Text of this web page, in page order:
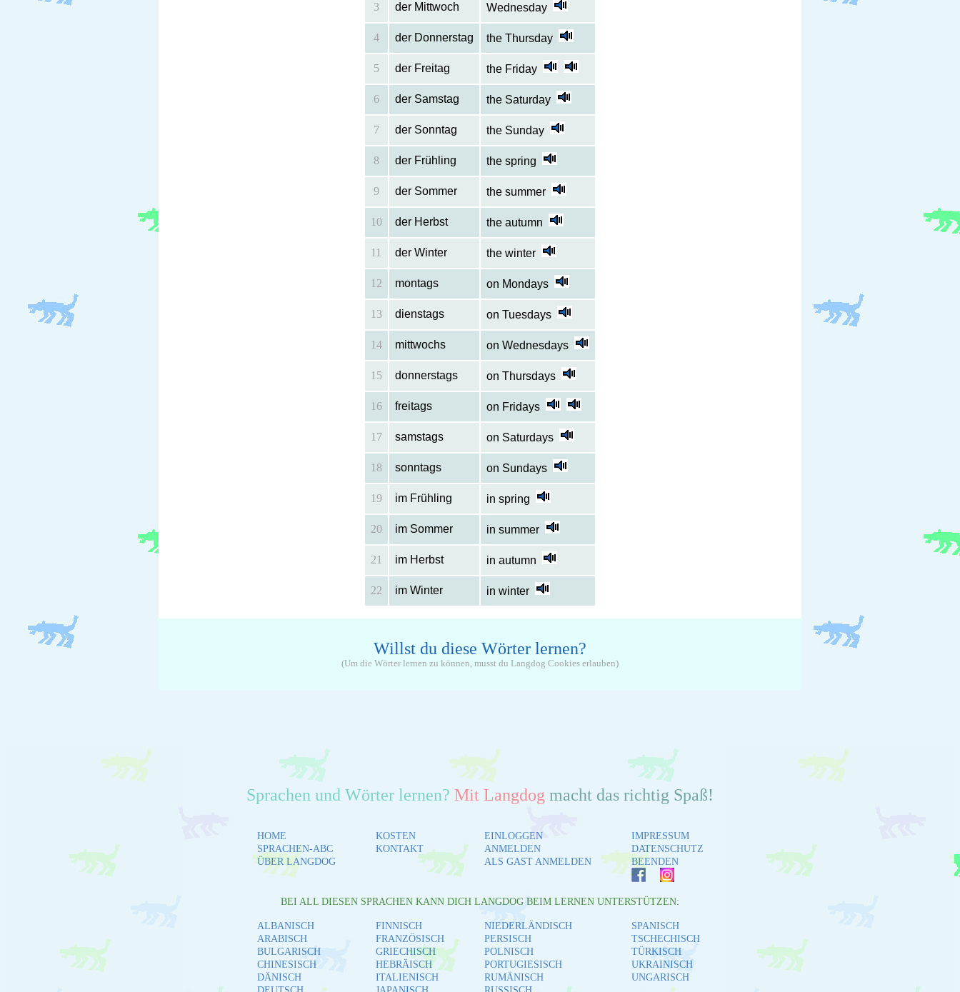
3 der Mittwoch Wednesday
4 der Donnerstag the Thursday
5 der Freitag the Friday
6 der Samstag the Saturday
7 der Sonntag the Sunday
8 der Frühling the spring
9 der Sommer the summer
10 der Herbst the autumn
11 der Winter the winter
12 montags on Mondays
13 dienstags on Tuesdays
14 mittwochs on Wednesdays
15 donnerstags on Thursdays
16 freitags on Fridays
17 samstags on Saturdays
18 sonntags on Sundays
19 im Frühling in spring
20 im Sommer in summer
21 im Herbst in autumn
22 im Winter in winter
Willst du diese Wörter lernen?
(Um die Wörter lernen zu können, musst du Langdog Cookies erlauben)
Sprachen und Wörter lernen? Mit Langdog macht das richtig Spaß!
HOME
SPRACHEN-ABC
ÜBER LANGDOG
KOSTEN
KONTAKT
EINLOGGEN
ANMELDEN
ALS GAST ANMELDEN
IMPRESSUM
DATENSCHUTZ
BEENDEN
BEI ALL DIESEN SPRACHEN KANN DICH LANGDOG BEIM LERNEN UNTERSTÜTZEN:
ALBANISCH
ARABISCH
BULGARISCH
CHINESISCH
DÄNISCH
FINNISCH
FRANZÖSISCH
GRIECHISCH
HEBRÄISCH
ITALIENISCH
NIEDERLÄNDISCH
PERSISCH
POLNISCH
PORTUGIESISCH
RUMÄNISCH
SPANISCH
TSCHECHISCH
TÜRKISCH
UKRAINISCH
UNGARISCH